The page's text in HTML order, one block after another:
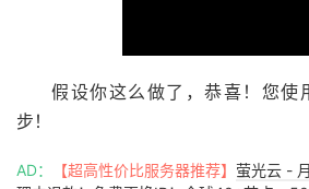
假设你这么做了，恭喜！您使
步！
AD： 【超高性价比服务器推荐】 萤光云 -